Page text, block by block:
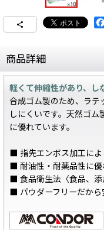
商品詳細
軽くて伸縮性があり、し
合成ゴム製のため、ラテ
しにくいです。天然ゴ
に優れています。
■ 指先エンボス加工によ
■ 耐油性・耐薬品性に優
■ 食品衛生法〈食品、添
■ パウダーフリーだから